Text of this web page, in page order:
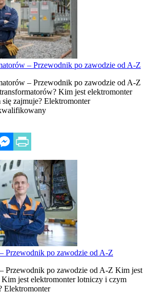
– Przewodnik po zawodzie od A-Z
– Przewodnik po zawodzie od A-Z
Kim jest elektromonter
zajmuje? Elektromonter
Przewodnik po zawodzie od A-Z
Przewodnik po zawodzie od A-Z Kim jest
jest elektromonter lotniczy i czym
Elektromonter